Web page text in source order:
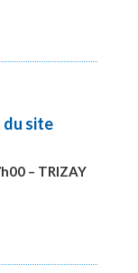
du site
– TRIZAY